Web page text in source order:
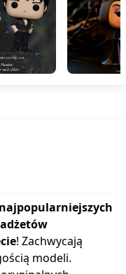
najpopularniejszych
! Zachwycają
modeli.